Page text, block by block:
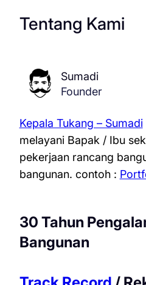
Tentang Kami
Sumadi
Founder
Kepala Tukang – Sumadi
melayani Bapak / Ibu
pekerjaan rancang
bangunan. contoh :
30 Tahun
Bangunan